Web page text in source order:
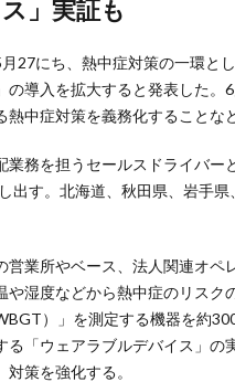
」実証も
27にち、熱中症対策の一環と
の導入を拡大すると発表した。
熱中症対策を義務化することな
業務を担うセールスドライバー
出す。北海道、秋田県、岩手
営業所やベース、法人関連オペ
や湿度などから熱中症のリスク
）」を測定する機器を約
る「ウェアラブルデバイス」の
策を強化する。